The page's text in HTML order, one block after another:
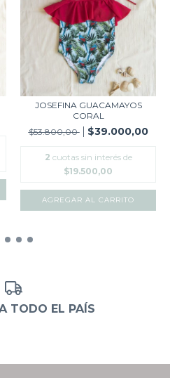
JOSEFINA GUACAMAYOS
CORAL
$53.800,00
$39.000,00
2 cuotas sin interés de
$19.500,00
AGREGAR AL CARRITO
TODO EL PAÍS